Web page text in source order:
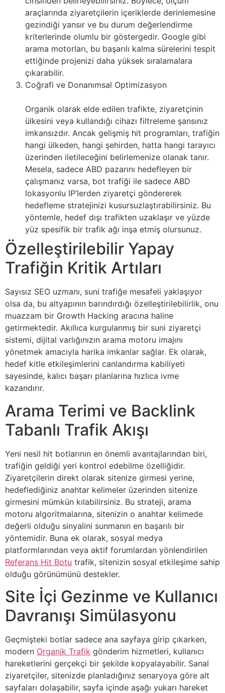
araçlarında ziyaretçilerin içeriklerde derinlemesine
gezindiği yansır ve bu durum değerlendirme
kriterlerinde olumlu bir göstergedir. Google gibi
arama motorları, bu başarılı kalma sürelerini tespit
ettiğinde projenizi daha yüksek sıralamalara
çıkarabilir.
Coğrafi ve Donanımsal Optimizasyon
Organik olarak elde edilen trafikte, ziyaretçinin
ülkesini veya kullandığı cihazı filtreleme şansınız
imkansızdır. Ancak gelişmiş hit programları, trafiğin
hangi ülkeden, hangi şehirden, hatta hangi tarayıcı
üzerinden iletileceğini belirlemenize olanak tanır.
Mesela, sadece ABD pazarını hedefleyen bir
çalışmanız varsa, bot trafiği ile sadece ABD
lokasyonlu IP’lerden ziyaretçi göndererek
hedefleme stratejinizi kusursuzlaştırabilirsiniz. Bu
yöntemle, hedef dışı trafikten uzaklaşır ve yüzde
yüz spesifik bir trafik ağı inşa etmiş olursunuz.
Özelleştirilebilir Yapay
Trafiğin Kritik Artıları
Sayısız SEO uzmanı, suni trafiğe mesafeli yaklaşıyor
olsa da, bu altyapının barındırdığı özelleştirilebilirlik, onu
muazzam bir Growth Hacking aracına haline
getirmektedir. Akıllıca kurgulanmış bir suni ziyaretçi
sistemi, dijital varlığınızın arama motoru imajını
yönetmek amacıyla harika imkanlar sağlar. Ek olarak,
hedef kitle etkileşimlerini canlandırma kabiliyeti
sayesinde, kalıcı başarı planlarına hızlıca ivme
kazandırır.
Arama Terimi ve Backlink
Tabanlı Trafik Akışı
Yeni nesil hit botlarının en önemli avantajlarından biri,
trafiğin geldiği yeri kontrol edebilme özelliğidir.
Ziyaretçilerin direkt olarak sitenize girmesi yerine,
hedeflediğiniz anahtar kelimeler üzerinden sitenize
girmesini mümkün kılabilirsiniz. Bu strateji, arama
motoru algoritmalarına, sitenizin o anahtar kelimede
değerli olduğu sinyalini sunmanın en başarılı bir
yöntemidir. Buna ek olarak, sosyal medya
platformlarından veya aktif forumlardan yönlendirilen
Referans Hit Botu trafik, sitenizin sosyal etkileşime sahip
olduğu görünümünü destekler.
Site İçi Gezinme ve Kullanıcı
Davranışı Simülasyonu
Geçmişteki botlar sadece ana sayfaya girip çıkarken,
modern Organik Trafik gönderim hizmetleri, kullanıcı
hareketlerini gerçekçi bir şekilde kopyalayabilir. Sanal
ziyaretçiler, sitenizde planladığınız senaryoya göre alt
sayfaları dolaşabilir, sayfa içinde aşağı yukarı hareket